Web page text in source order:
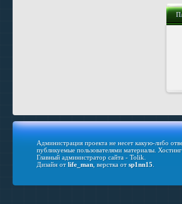
Администрация проекта не несет какую-либо
публикуемые пользователями материалы.
Главный администратор сайта - Tolik.
Дизайн отlife_man, верстка отsp1nn15.